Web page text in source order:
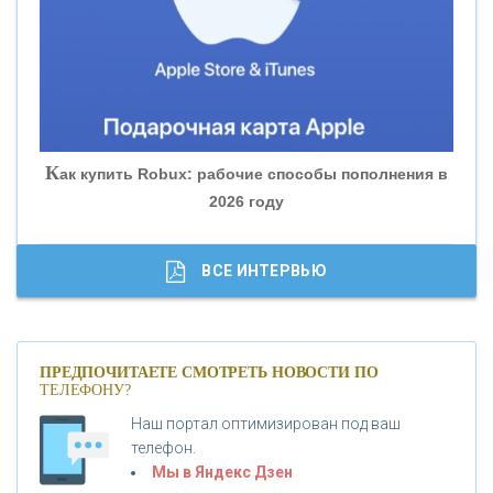
«БАНК ГЛОБЭКС»
«СОВКОМБАНК»
«ГАЗПРОМБАНК»
«МОСКОВСКИЙ КРЕДИТНЫЙ БАНК»
«БАНК ВОЗРОЖДЕНИЕ»
Как купить Robux: рабочие способы пополнения в
2026 году
Банки.ру обновил логотип впервые за 19 лет -
ВСЕ ИНТЕРВЬЮ
ПРЕДПОЧИТАЕТЕ СМОТРЕТЬ НОВОСТИ ПО
ТЕЛЕФОНУ?
Наш портал оптимизирован под ваш
телефон.
Мы в Яндекс Дзен